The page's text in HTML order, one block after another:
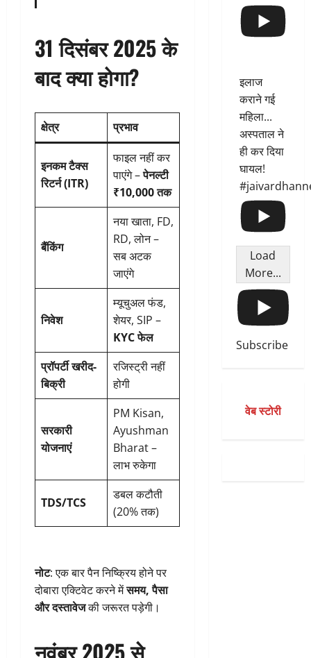
31 दिसंबर 2025 के
बाद क्या होगा?
क्षेत्र प्रभाव
इनकम टैक्स
रिटर्न (ITR)
फाइल नहीं कर
पाएंगे –पेनल्टी
₹10,000 तक
बैंकिंग
नया खाता, FD,
RD, लोन –
सब अटक
जाएंगे
निवेश
म्यूचुअल फंड,
शेयर, SIP –
KYC फेल
प्रॉपर्टी खरीद-
बिक्री
रजिस्ट्री नहीं
होगी
सरकारी
योजनाएं
PM Kisan,
Ayushman
Bharat –
लाभ रुकेगा
TDS/TCS
डबल कटौती
(20% तक)
नोट: एक बार पैन निष्क्रिय होने पर
दोबारा एक्टिवेट करने मेंसमय, पैसा
और दस्तावेजकी जरूरत पड़ेगी।
नवंबर 2025 से
इलाज
कराने गई
महिला...
अस्पताल ने
ही कर दिया
घायल!
Load
More...
Subscribe
वेब स्टोरी